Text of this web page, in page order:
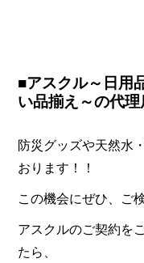
■アスクル～日用
い品揃え～の代
防災グッズや天然水
おります！！
この機会にぜひ、ご
アスクルのご契約を
たら、